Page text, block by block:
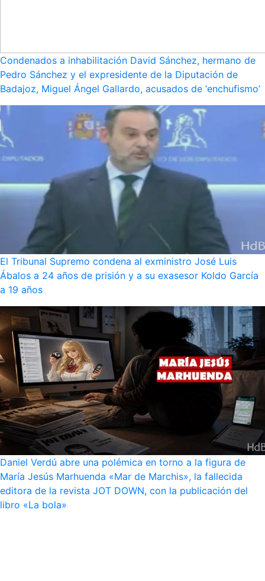
Condenados a inhabilitación David Sánchez, hermano de
Pedro Sánchez y el expresidente de la Diputación de
Badajoz, Miguel Ángel Gallardo, acusados de ‘enchufismo’
El Tribunal Supremo condena al exministro José Luis
Ábalos a 24 años de prisión y a su exasesor Koldo García
a 19 años
Daniel Verdú abre una polémica en torno a la figura de
María Jesús Marhuenda «Mar de Marchis», la fallecida
editora de la revista JOT DOWN, con la publicación del
libro «La bola»